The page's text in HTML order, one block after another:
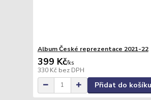
Album České reprezentace 2021-22
399 Kč/ks
330 Kč bez DPH
Přidat do košíku